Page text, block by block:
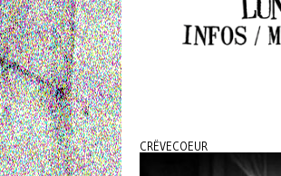
CRËVECOEUR